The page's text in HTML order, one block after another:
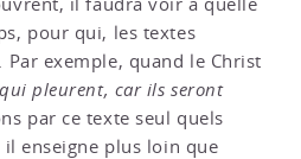
pour qui, les textes
exemple, quand le Christ
pleurent, car ils seront
par ce texte seul quels
enseigne plus loin que